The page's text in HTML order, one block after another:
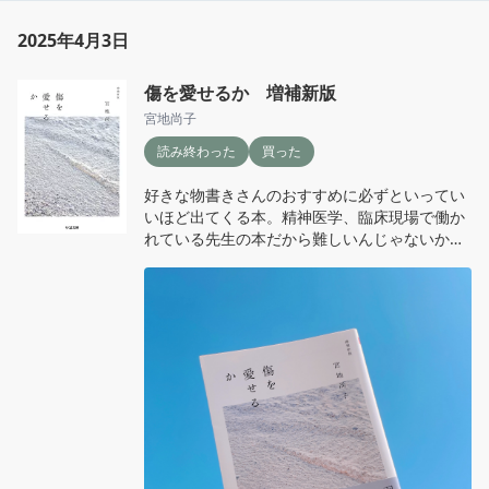
方が多くて、個人の作品集も読みたいなって思
った😌
《好きな人が幸福である嬉しさよ全ての四季の
《ユリの花粉指にかかって怖くなる飾りじゃな
くて生きていること》　揺川たまき
《捨ててきた「もし」の種から咲く花はあんな
にきれいで見てはいけない》　沼尻つた子
掲載順。敬称略。
2025年4月3日
傷を愛せるか 増補新版
宮地尚子
読み終わった
買った
好きな物書きさんのおすすめに必ずといってい
いほど出てくる本。精神医学、臨床現場で働か
れている先生の本だから難しいんじゃないかと
文章を読んでいて思うのは、すごく誠実に患者
さんに寄り添ってこられたんだろうなって。優
しさの使い方であったり、医者としての立場だ
ったり専門家として出来ること出来ないことも
よくわかってる人の文章だなって思った。その
上で、あーだこーだ悩んでしまう人間らしさと
優しさを持ち合わせていらっしゃる方なんだな